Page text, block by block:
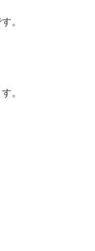
。
。